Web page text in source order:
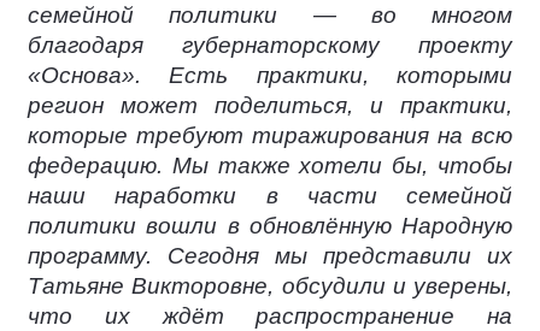
семейной политики — во многом
благодаря губернаторскому проекту
«Основа». Есть практики, которыми
регион может поделиться, и практики,
которые требуют тиражирования на всю
федерацию. Мы также хотели бы, чтобы
наши наработки в части семейной
политики вошли в обновлённую Народную
программу. Сегодня мы представили их
Татьяне Викторовне, обсудили и уверены,
что их ждёт распространение на